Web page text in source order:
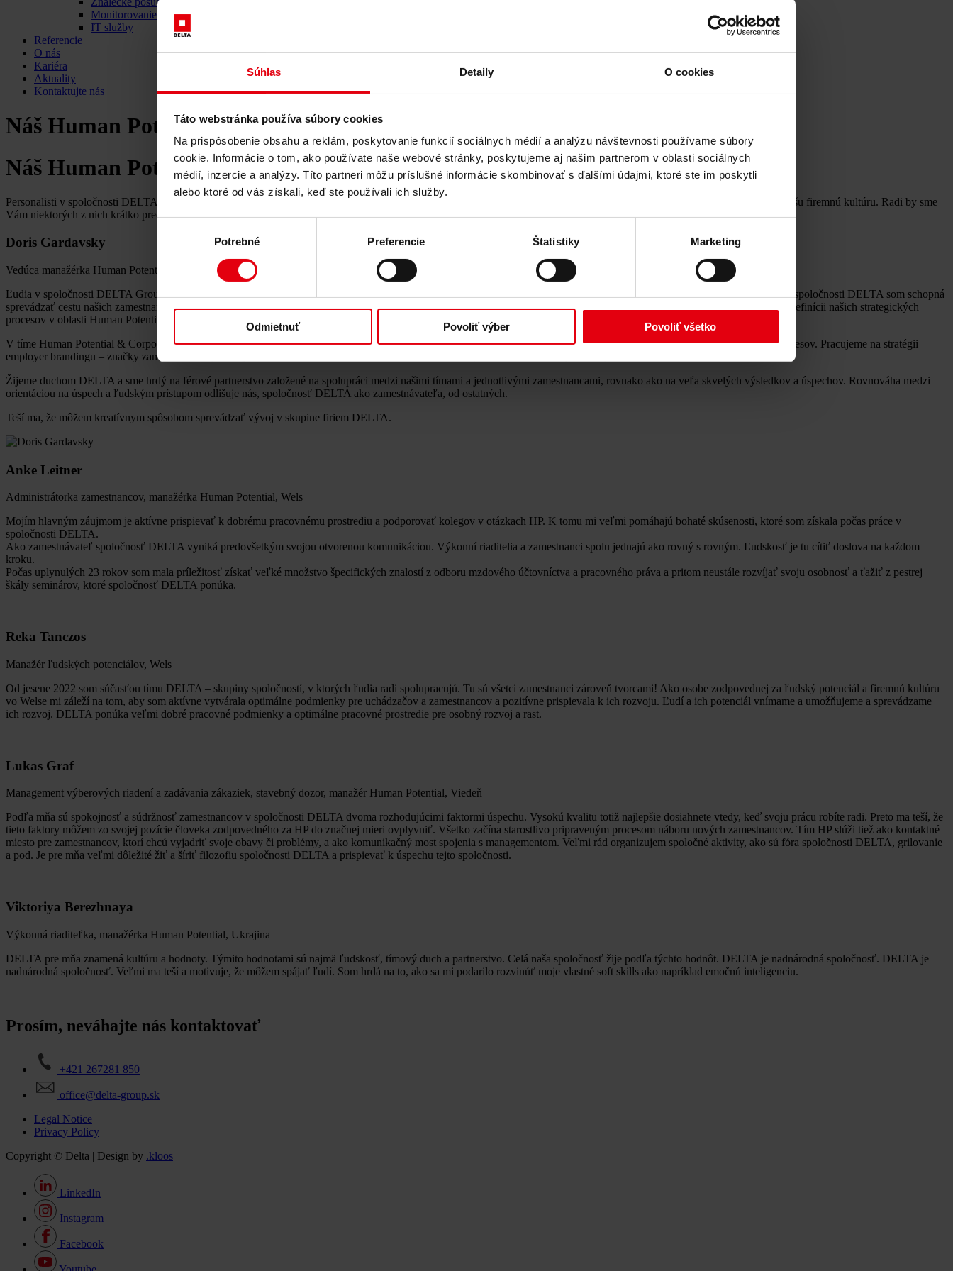
Súhlas Detaily O cookies
Táto webstránka používa súbory cookies
Na prispôsobenie obsahu a reklám, poskytovanie funkcií sociálnych médií a analýzu návštevnosti používame súbory
cookie. Informácie o tom, ako používate naše webové stránky, poskytujeme aj našim partnerom v oblasti sociálnych
médií, inzercie a analýzy. Títo partneri môžu príslušné informácie skombinovať s ďalšími údajmi, ktoré ste im poskytli
alebo ktoré od vás získali, keď ste používali ich služby.
Potrebné Preferencie Štatistiky Marketing
Odmietnuť Povoliť výber Povoliť všetko
Monitorovanie projektu
IT služby
Referencie
O nás
Kariéra
Aktuality
Kontaktujte nás
Náš Human Potential Team
Náš Human Potential Team
Personalisti v spoločnosti DELTA nie sú len zamestnancami starajúci sa o ľudské zdroje. Naši personalisti sú ľudia odhodlaní odkrývať ľudský potenciál a srdcom vyznávajú našu firemnú kultúru. Radi by sme
Vám niektorých z nich krátko predstavili – a možno budete mať čoskoro príležitosť sa s nimi osobne stretnúť!
Doris Gardavsky
Vedúca manažérka Human Potential & Corporate Culture
Ľudia v spoločnosti DELTA Group sú srdcom našej organizácie! Počas mojej profesionálnej kariéry ma práca s ľudmi vždy nadchla a inšpirovala. Vo svojej roli HP manažéra v spoločnosti DELTA som schopná
sprevádzať cestu našich zamestnancov podporným a motivujúcim spôsobom v rôznych záležitostiach. Náš management sa na mňa môže spoľahnúť ako na sparing partnera pri definícii našich strategických
procesov v oblasti Human Potential i v témach personálneho rozvoja.
V tíme Human Potential & Corporate Culture (Ľudský potenciál a firemná kultúra) sa proaktívne a nepretržito venujeme inovačným príležitostiam a optimalizácii firemných procesov. Pracujeme na stratégii
employer brandingu – značky zamestnávateľa, ktorá je silne orientovaná na udržateľnosť a budúcnosť a preto aktívne rozširujeme rady našich talentov.
Žijeme duchom DELTA a sme hrdý na férové partnerstvo založené na spolupráci medzi našimi tímami a jednotlivými zamestnancami, rovnako ako na veľa skvelých výsledkov a úspechov. Rovnováha medzi
orientáciou na úspech a ľudským prístupom odlišuje nás, spoločnosť DELTA ako zamestnávateľa, od ostatných.
Teší ma, že môžem kreatívnym spôsobom sprevádzať vývoj v skupine firiem DELTA.
Anke Leitner
Administrátorka zamestnancov, manažérka Human Potential, Wels
Mojím hlavným záujmom je aktívne prispievať k dobrému pracovnému prostrediu a podporovať kolegov v otázkach HP. K tomu mi veľmi pomáhajú bohaté skúsenosti, ktoré som získala počas práce v
spoločnosti DELTA.
Ako zamestnávateľ spoločnosť DELTA vyniká predovšetkým svojou otvorenou komunikáciou. Výkonní riaditelia a zamestnanci spolu jednajú ako rovný s rovným. Ľudskosť je tu cítiť doslova na každom
kroku.
Počas uplynulých 23 rokov som mala príležitosť získať veľké množstvo špecifických znalostí z odboru mzdového účtovníctva a pracovného práva a pritom neustále rozvíjať svoju osobnosť a ťažiť z pestrej
škály seminárov, ktoré spoločnosť DELTA ponúka.
Reka Tanczos
Manažér ľudských potenciálov, Wels
Od jesene 2022 som súčasťou tímu DELTA – skupiny spoločností, v ktorých ľudia radi spolupracujú. Tu sú všetci zamestnanci zároveň tvorcami! Ako osobe zodpovednej za ľudský potenciál a firemnú kultúru
vo Welse mi záleží na tom, aby som aktívne vytvárala optimálne podmienky pre uchádzačov a zamestnancov a pozitívne prispievala k ich rozvoju. Ľudí a ich potenciál vnímame a umožňujeme a sprevádzame
ich rozvoj. DELTA ponúka veľmi dobré pracovné podmienky a optimálne pracovné prostredie pre osobný rozvoj a rast.
Lukas Graf
Management výberových riadení a zadávania zákaziek, stavebný dozor, manažér Human Potential, Viedeň
Podľa mňa sú spokojnosť a súdržnosť zamestnancov v spoločnosti DELTA dvoma rozhodujúcimi faktormi úspechu. Vysokú kvalitu totiž najlepšie dosiahnete vtedy, keď svoju prácu robíte radi. Preto ma teší, že
tieto faktory môžem zo svojej pozície človeka zodpovedného za HP do značnej mieri ovplyvniť. Všetko začína starostlivo pripraveným procesom náboru nových zamestnancov. Tím HP slúži tiež ako kontaktné
miesto pre zamestnancov, ktorí chcú vyjadriť svoje obavy či problémy, a ako komunikačný most spojenia s managementom. Veľmi rád organizujem spoločné aktivity, ako sú fóra spoločnosti DELTA, grilovanie
a pod. Je pre mňa veľmi dôležité žiť a šíriť filozofiu spoločnosti DELTA a prispievať k úspechu tejto spoločnosti.
Viktoriya Berezhnaya
Výkonná riaditeľka, manažérka Human Potential, Ukrajina
DELTA pre mňa znamená kultúru a hodnoty. Týmito hodnotami sú najmä ľudskosť, tímový duch a partnerstvo. Celá naša spoločnosť žije podľa týchto hodnôt. DELTA je nadnárodná spoločnosť. DELTA je
nadnárodná spoločnosť. Veľmi ma teší a motivuje, že môžem spájať ľudí. Som hrdá na to, ako sa mi podarilo rozvinúť moje vlastné soft skills ako napríklad emočnú inteligenciu.
Prosím, neváhajte nás kontaktovať
+421 267281 850
office@delta-group.sk
Legal Notice
Privacy Policy
Copyright © Delta | Design by .kloos
LinkedIn
Instagram
Facebook